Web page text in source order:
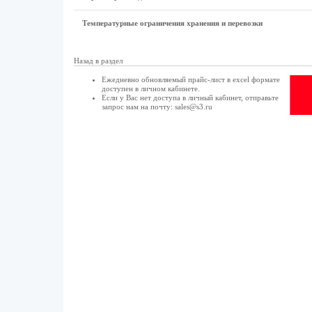
Температурные ограничения хранения и перевозки
Назад в раздел
Ежедневно обновляемый прайс-лист в excel формате
доступен в личном кабинете.
Если у Вас нет доступа в личный кабинет, отправьте
запрос нам на почту: sales@s3.ru